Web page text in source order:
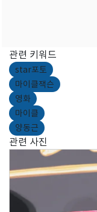
관련 키워드
star포토
마이클잭슨
영화
마이클
양동근
관련 사진